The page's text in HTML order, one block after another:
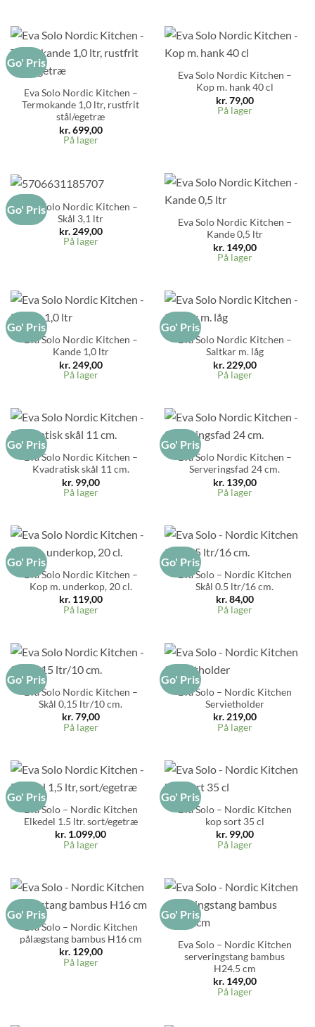
Go' Pris
Eva Solo Nordic Kitchen –
Termokande 1,0 ltr, rustfrit
stål/egetræ
kr.699,00
På lager
Eva Solo Nordic Kitchen –
Kop m. hank 40 cl
kr.79,00
På lager
Go' PrisEva Solo Nordic Kitchen –
Skål 3,1 ltr
kr.249,00
På lager
Eva Solo Nordic Kitchen –
Kande 0,5 ltr
kr.149,00
På lager
Go' Pris
Eva Solo Nordic Kitchen –
Kande 1,0 ltr
kr.249,00
På lager
Go' Pris
Eva Solo Nordic Kitchen –
Saltkar m. låg
kr.229,00
På lager
Go' Pris
Eva Solo Nordic Kitchen –
Kvadratisk skål 11 cm.
kr.99,00
På lager
Go' Pris
Eva Solo Nordic Kitchen –
Serveringsfad 24 cm.
kr.139,00
På lager
Go' Pris
Eva Solo Nordic Kitchen –
Kop m. underkop, 20 cl.
kr.119,00
På lager
Go' Pris
Eva Solo – Nordic Kitchen
Skål 0.5 ltr/16 cm.
kr.84,00
På lager
Go' Pris
Eva Solo Nordic Kitchen –
Skål 0,15 ltr/10 cm.
kr.79,00
På lager
Go' Pris
Eva Solo – Nordic Kitchen
Servietholder
kr.219,00
På lager
Go' Pris
Eva Solo – Nordic Kitchen
Elkedel 1.5 ltr. sort/egetræ
kr. 1.099,00
På lager
Go' Pris
Eva Solo – Nordic Kitchen
kop sort 35 cl
kr.99,00
På lager
Go' Pris
Eva Solo – Nordic Kitchen
pålægstang bambus H16 cm
kr.129,00
På lager
Go' Pris
Eva Solo – Nordic Kitchen
serveringstang bambus
H24.5 cm
kr.149,00
På lager